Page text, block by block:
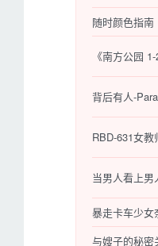
随时颜色指南
暴走卡车少女
与嫂子的秘密